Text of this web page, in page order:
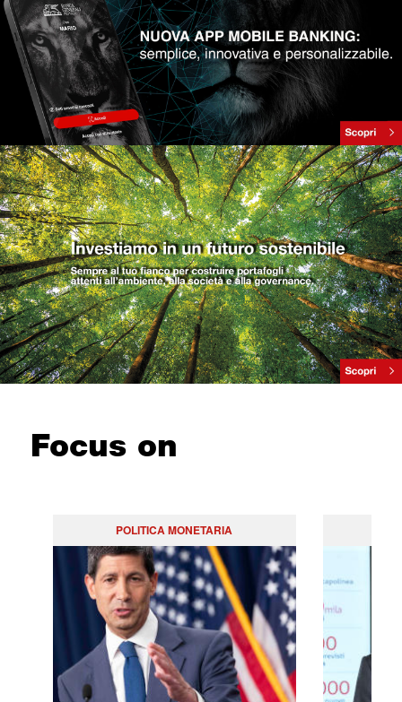
Focus on
POLITICA MONETARIA